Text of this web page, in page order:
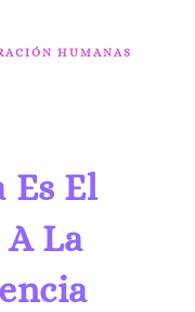
HUMANAS
Es El
La